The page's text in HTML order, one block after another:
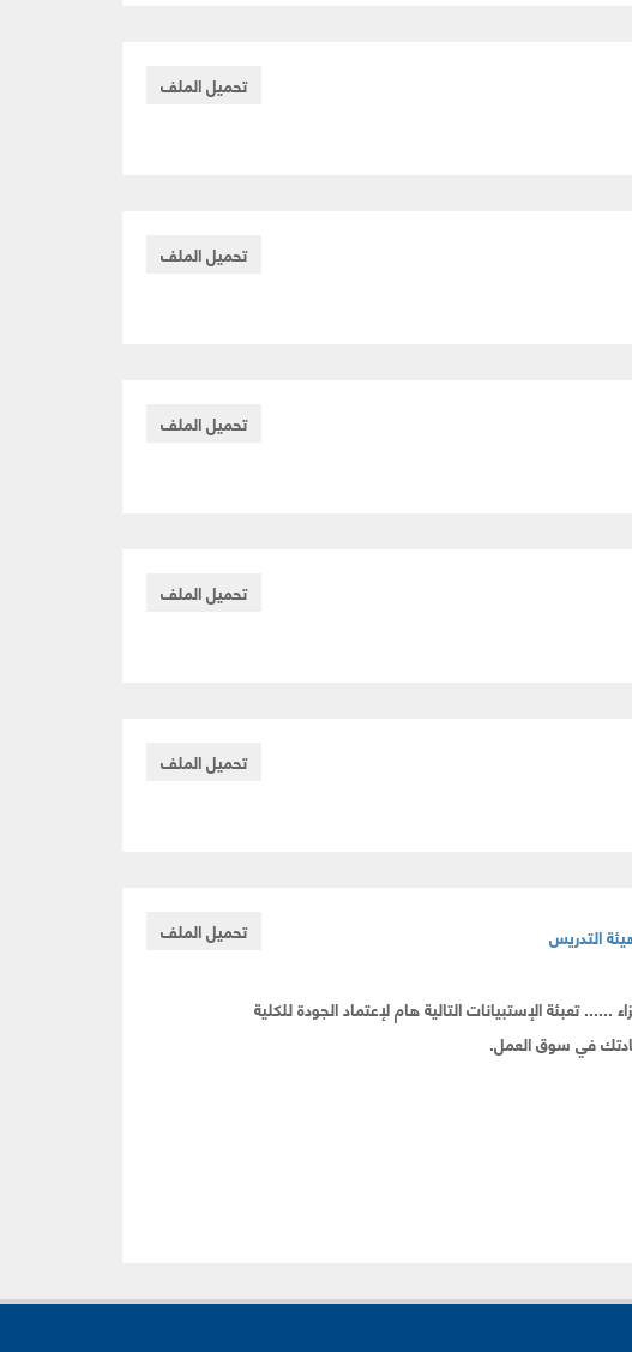
تحميل الملف
تحميل الملف
تحميل الملف
تحميل الملف
تحميل الملف
تحميل الملف التدريس
...... تعبئة الإستبيانات التالية هام لإعتماد الجودة للكلية
في سوق العمل.